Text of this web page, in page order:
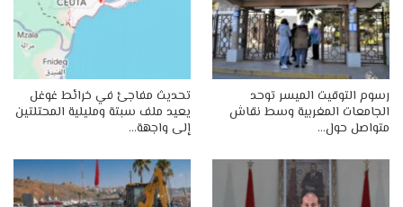
رسوم التوقيت الميسر توحد
الجامعات المغربية وسط نقاش
متواصل حول…
تحديث مفاجئ في خرائط غوغل
يعيد ملف سبتة ومليلية المحتلتين
إلى واجهة…